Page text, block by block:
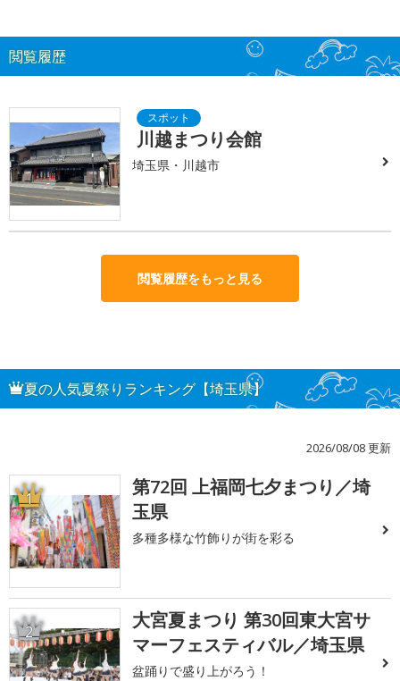
閲覧履歴
川越まつり会館
埼玉県・川越市
閲覧履歴をもっと見る
夏の人気夏祭りランキング【埼玉県】
2026/08/08 更新
1
第72回 上福岡七夕まつり／埼
玉県
多種多様な竹飾りが街を彩る
2
大宮夏まつり 第30回東大宮サ
マーフェスティバル／埼玉県
盆踊りで盛り上がろう！